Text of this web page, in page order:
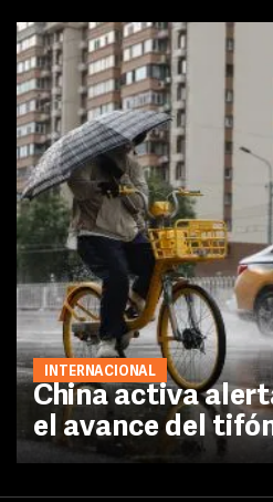
INTERNACIONAL
China activa
el avance del